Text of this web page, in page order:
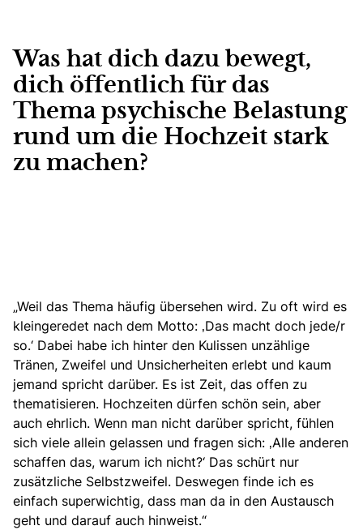
Was hat dich dazu bewegt,
dich öffentlich für das
Thema psychische Belastung
rund um die Hochzeit stark
zu machen?
„Weil das Thema häufig übersehen wird. Zu oft wird es
kleingeredet nach dem Motto: ‚Das macht doch jede/r
so.‘ Dabei habe ich hinter den Kulissen unzählige
Tränen, Zweifel und Unsicherheiten erlebt und kaum
jemand spricht darüber. Es ist Zeit, das offen zu
thematisieren. Hochzeiten dürfen schön sein, aber
auch ehrlich. Wenn man nicht darüber spricht, fühlen
sich viele allein gelassen und fragen sich: ‚Alle anderen
schaffen das, warum ich nicht?‘ Das schürt nur
zusätzliche Selbstzweifel. Deswegen finde ich es
einfach superwichtig, dass man da in den Austausch
geht und darauf auch hinweist.“